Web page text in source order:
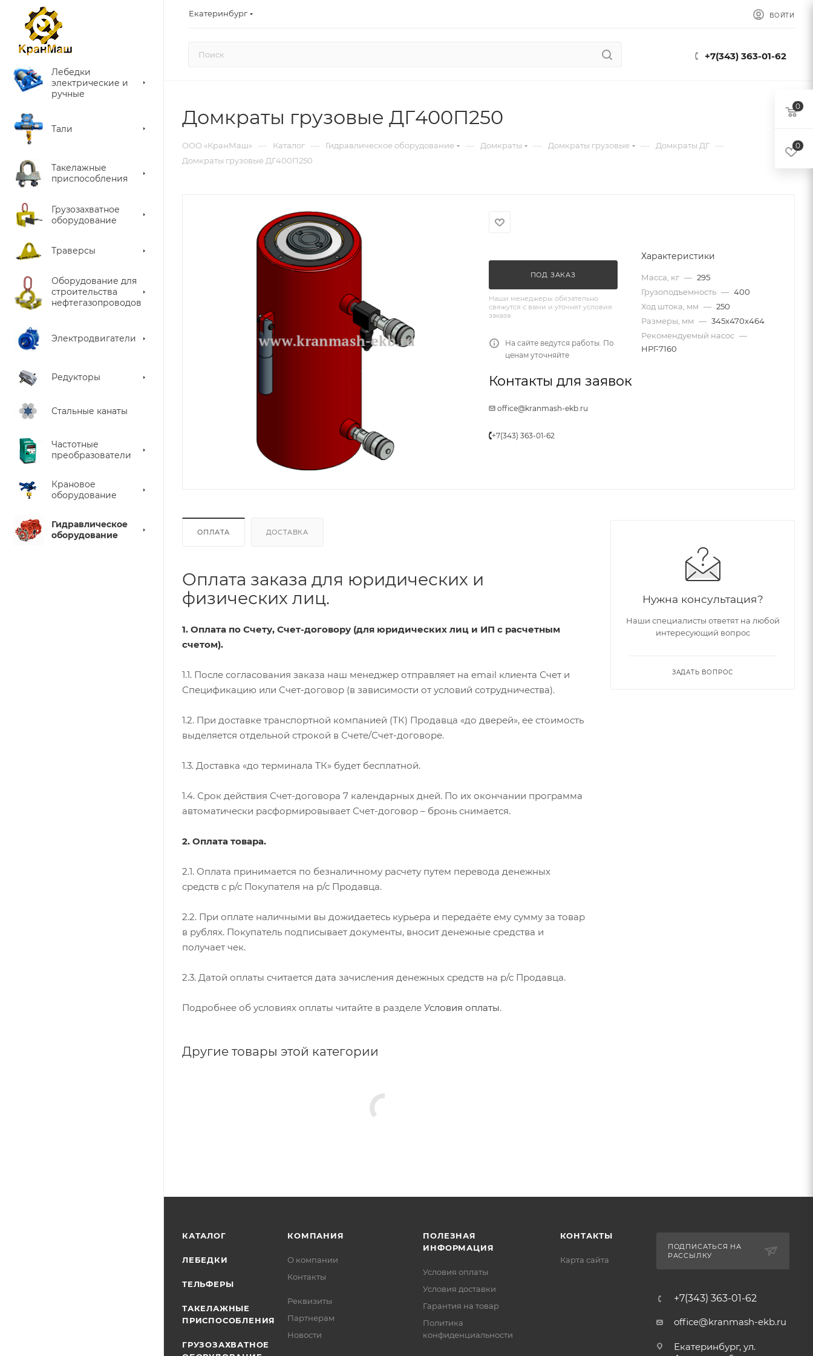
Екатеринбург ВОЙТИ
+7(343) 363-01-62
Лебедки
электрические и
ручные
Тали
Такелажные
приспособления
Грузозахватное
оборудование
Траверсы
Оборудование для
строительства
нефтегазопроводов
Электродвигатели
Редукторы
Стальные канаты
Частотные
преобразователи
Крановое
оборудование
Гидравлическое
оборудование
Домкраты грузовые ДГ400П250
ООО «КранМаш» — Каталог — Гидравлическое оборудование — Домкраты — Домкраты грузовые — Домкраты ДГ —
Домкраты грузовые ДГ400П250
ПОД ЗАКАЗ
Наши менеджеры обязательно
свяжутся с вами и уточнят условия
заказа
На сайте ведутся работы. По
ценам уточняйте
Характеристики
Масса, кг — 295
Грузоподъемность — 400
Ход штока, мм — 250
Размеры, мм — 345x470x464
Рекомендуемый насос —
НРГ-7160
Контакты для заявок
office@kranmash-ekb.ru
+7(343) 363-01-62
ОПЛАТА ДОСТАВКА
Оплата заказа для юридических и
физических лиц.
1. Оплата по Счету, Счет-договору (для юридических лиц и ИП с расчетным
счетом).
1.1. После согласования заказа наш менеджер отправляет на email клиента Счет и
Спецификацию или Счет-договор (в зависимости от условий сотрудничества).
1.2. При доставке транспортной компанией (ТК) Продавца «до дверей», ее стоимость
выделяется отдельной строкой в Счете/Счет-договоре.
1.3. Доставка «до терминала ТК» будет бесплатной.
1.4. Срок действия Счет-договора 7 календарных дней. По их окончании программа
автоматически расформировывает Счет-договор – бронь снимается.
2. Оплата товара.
2.1. Оплата принимается по безналичному расчету путем перевода денежных
средств с р/с Покупателя на р/с Продавца.
2.2. При оплате наличными вы дожидаетесь курьера и передаёте ему сумму за товар
в рублях. Покупатель подписывает документы, вносит денежные средства и
получает чек.
2.3. Датой оплаты считается дата зачисления денежных средств на р/с Продавца.
Подробнее об условиях оплаты читайте в разделе Условия оплаты.
Другие товары этой категории
Нужна консультация?
Наши специалисты ответят на любой
интересующий вопрос
ЗАДАТЬ ВОПРОС
КАТАЛОГ
ЛЕБЕДКИ
ТЕЛЬФЕРЫ
ТАКЕЛАЖНЫЕ
ПРИСПОСОБЛЕНИЯ
ГРУЗОЗАХВАТНОЕ
КОМПАНИЯ
О компании
Контакты
Реквизиты
Партнерам
Новости
ПОЛЕЗНАЯ
ИНФОРМАЦИЯ
Условия оплаты
Условия доставки
Гарантия на товар
Политика
конфиденциальности
КОНТАКТЫ
Карта сайта
ПОДПИСАТЬСЯ НА
РАССЫЛКУ
+7(343) 363-01-62
office@kranmash-ekb.ru
Екатеринбург, ул.
0
0